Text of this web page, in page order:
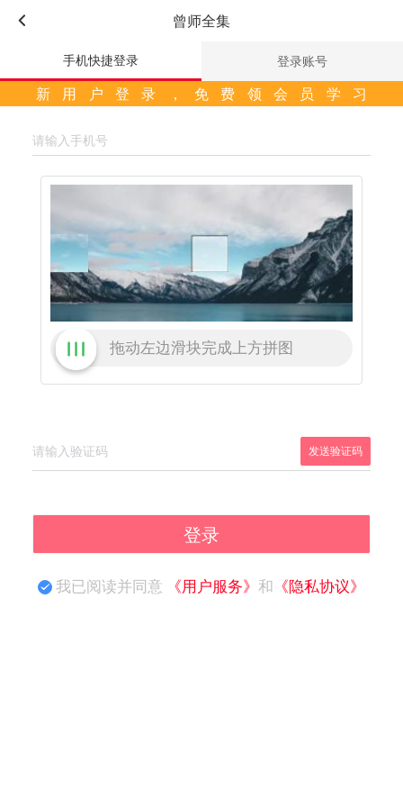
曾师全集
手机快捷登录 登录账号
拖动左边滑块完成上方拼图
发送验证码
登录
我已阅读并同意 《用户服务》 和 《隐私协议》
新用户登录，免费领会员学习